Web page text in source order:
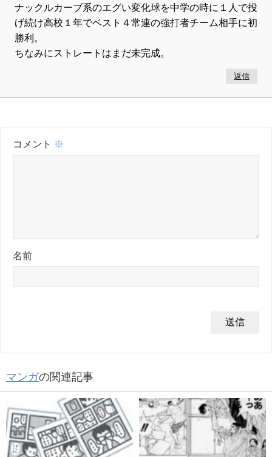
ナックルカーブ系のエグい変化球を中学の時に１人で投
げ続け高校１年でベスト４常連の強打者チーム相手に初
勝利。
ちなみにストレートはまだ未完成。
返信
コメント ※
名前
マンガの関連記事